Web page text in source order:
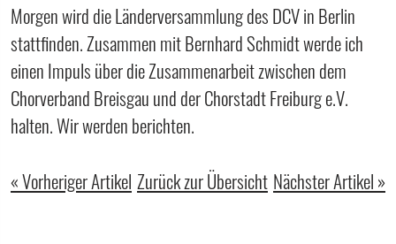
Morgen wird die Länderversammlung des DCV in Berlin
stattfinden. Zusammen mit Bernhard Schmidt werde ich
einen Impuls über die Zusammenarbeit zwischen dem
Chorverband Breisgau und der Chorstadt Freiburg e.V.
halten. Wir werden berichten.
« Vorheriger Artikel Zurück zur Übersicht Nächster Artikel »